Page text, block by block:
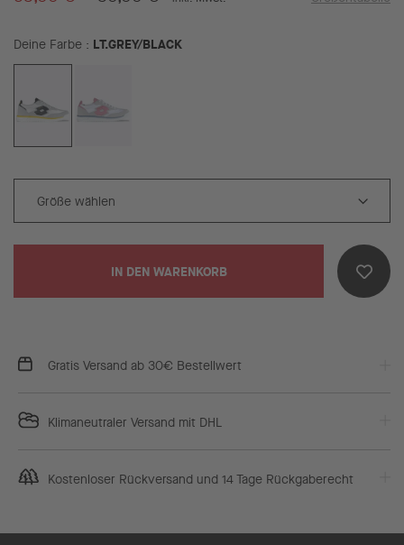
Deine Farbe LT.GREY/BLACK
IN DEN WARENKORB
Gratis Versand ab 30€ Bestellwert
Klimaneutraler Versand mit DHL
Kostenloser Rückversand und 14 Tage Rückgaberecht